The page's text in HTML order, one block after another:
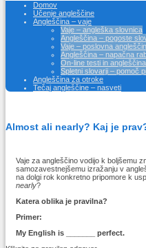
Domov
Učenje angleščine
Angleščina – vaje
Vaje – angleška slovnica
Angleščina – pogoste
Vaje – poslovna
Angleščina – napačna
On-line testi in angleščina
Spletni slovarji – pomoč
Angleščina za otroke
Tečaj angleščine – nasveti
Almost ali nearly? Kaj je
Vaje za angleščino vodijo k boljšemu
samozavestnejšemu izražanju v
na dolgi rok konkretno pripomore k
nearly?
Katera oblika je pravilna?
Primer:
My English is _______ perfect.